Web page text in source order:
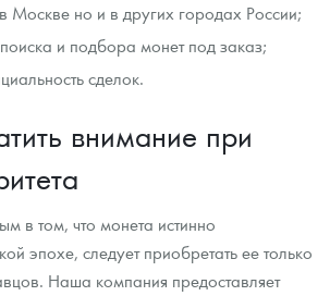
Москве но и в других городах России;
и подбора монет под заказ;
сделок.
внимание при
в том, что монета истинно
эпохе, следует приобретать ее только
Наша компания предоставляет